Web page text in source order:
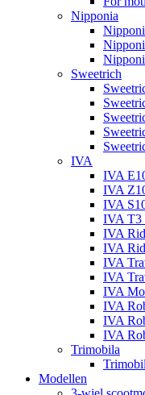
Nipponia
Sweetrich
IVA
IVA
IVA
IVA
IVA T3
IVA
IVA
IVA
IVA
IVA
IVA
IVA
IVA
Trimobila
Modellen